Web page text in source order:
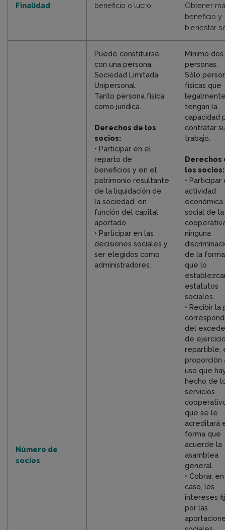
Finalidad
beneficio o lucro.
Obtener
beneficio y
bienestar
Número de
socios
Puede constituirse
con una persona,
Sociedad Limitada
Unipersonal.
Tanto persona física
como jurídica.
Derechos de los
socios:
• Participar en el
reparto de
beneficios y en el
patrimonio resultante
de la liquidación de
la sociedad, en
función del capital
aportado.
• Participar en las
decisiones sociales y
ser elegidos como
administradores.
Mínimo dos
personas.
Sólo
físicas que
tengan la
capacidad
contratar
trabajo.
Derechos
los socios:
• Participar
actividad
económica
social de la
ninguna
de la
que lo
estatutos
sociales.
• Recibir la
del
de
repartible,
proporción
uso que
hecho de
servicios
que se le
acreditará
forma que
acuerde la
asamblea
general.
• Cobrar,
caso, los
intereses
por las